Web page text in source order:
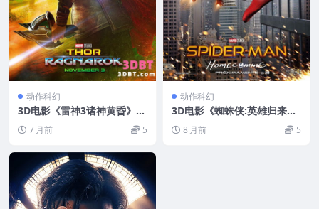
动作科幻
3D电影《雷神3诸神黄昏》左
右3D版VR电影 中文字幕 108
0P 7 月前 5
动作科幻
3D电影《蜘蛛侠:英雄归来》
左右3D版 VR电影 中文配音
中文字幕 1080P 网盘下载
8 月前 5